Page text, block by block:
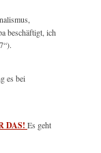
beschäftigt, ich
es bei
DAS! Es geht